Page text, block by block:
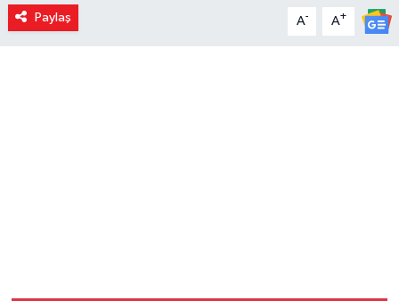
Paylaş A- A+